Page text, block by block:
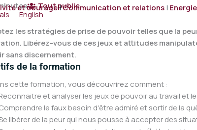
Tout public
et courage|Communication et relations|
English
les stratégies de prise de pouvoir telles que la
Libérez-vous de ces jeux et attitudes
sans discernement.
de la formation
cette formation, vous découvrirez comment :
et analyser les jeux de pouvoir au travail et
le faux besoin d'être admiré et sortir de la
libérer de la peur qui nous pousse à accepter des